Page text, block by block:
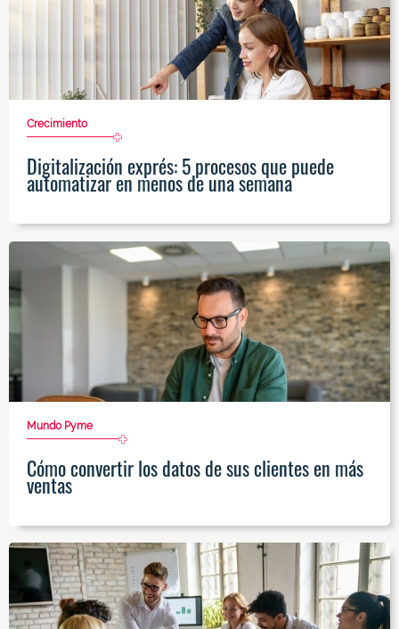
Crecimiento
Digitalización exprés: 5 procesos que puede
automatizar en menos de una semana
Mundo Pyme
Cómo convertir los datos de sus clientes en más
ventas